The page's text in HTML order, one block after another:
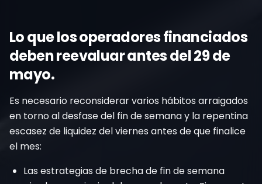
Lo que los operadores financiados
deben reevaluar antes del 29 de
mayo.
Es necesario reconsiderar varios hábitos arraigados
en torno al desfase del fin de semana y la repentina
escasez de liquidez del viernes antes de que finalice
el mes:
Las estrategias de brecha de fin de semana